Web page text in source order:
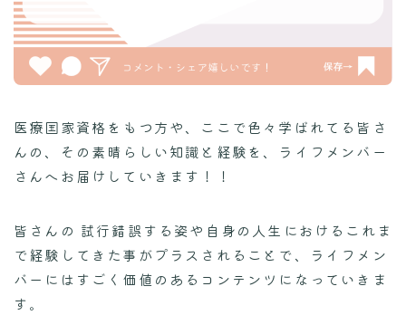
医療国家資格をもつ方や、ここで色々学ばれてる皆さ
んの、その素晴らしい知識と経験を、ライフメンバー
さんへお届けしていきます！！
皆さんの 試行錯誤する姿や自身の人生におけるこれま
で経験してきた事がプラスされることで、ライフメン
バーにはすごく価値のあるコンテンツになっていきま
す。